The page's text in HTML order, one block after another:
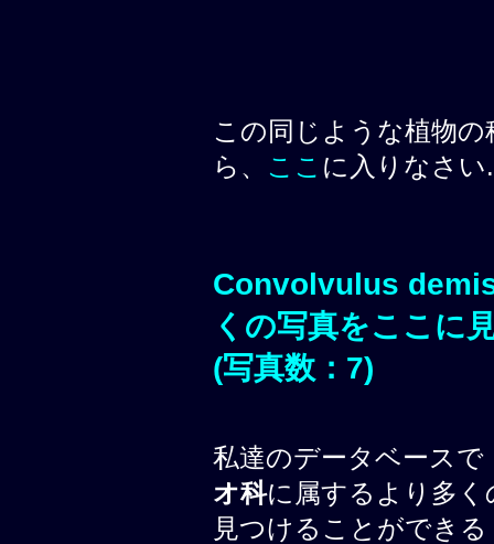
この同じような植物
ら、 ここ に入りなさい.
Convolvulus
くの写真をここに
(写真数：7)
私達のデータベース
オ科に属するより多く
見つけることができる